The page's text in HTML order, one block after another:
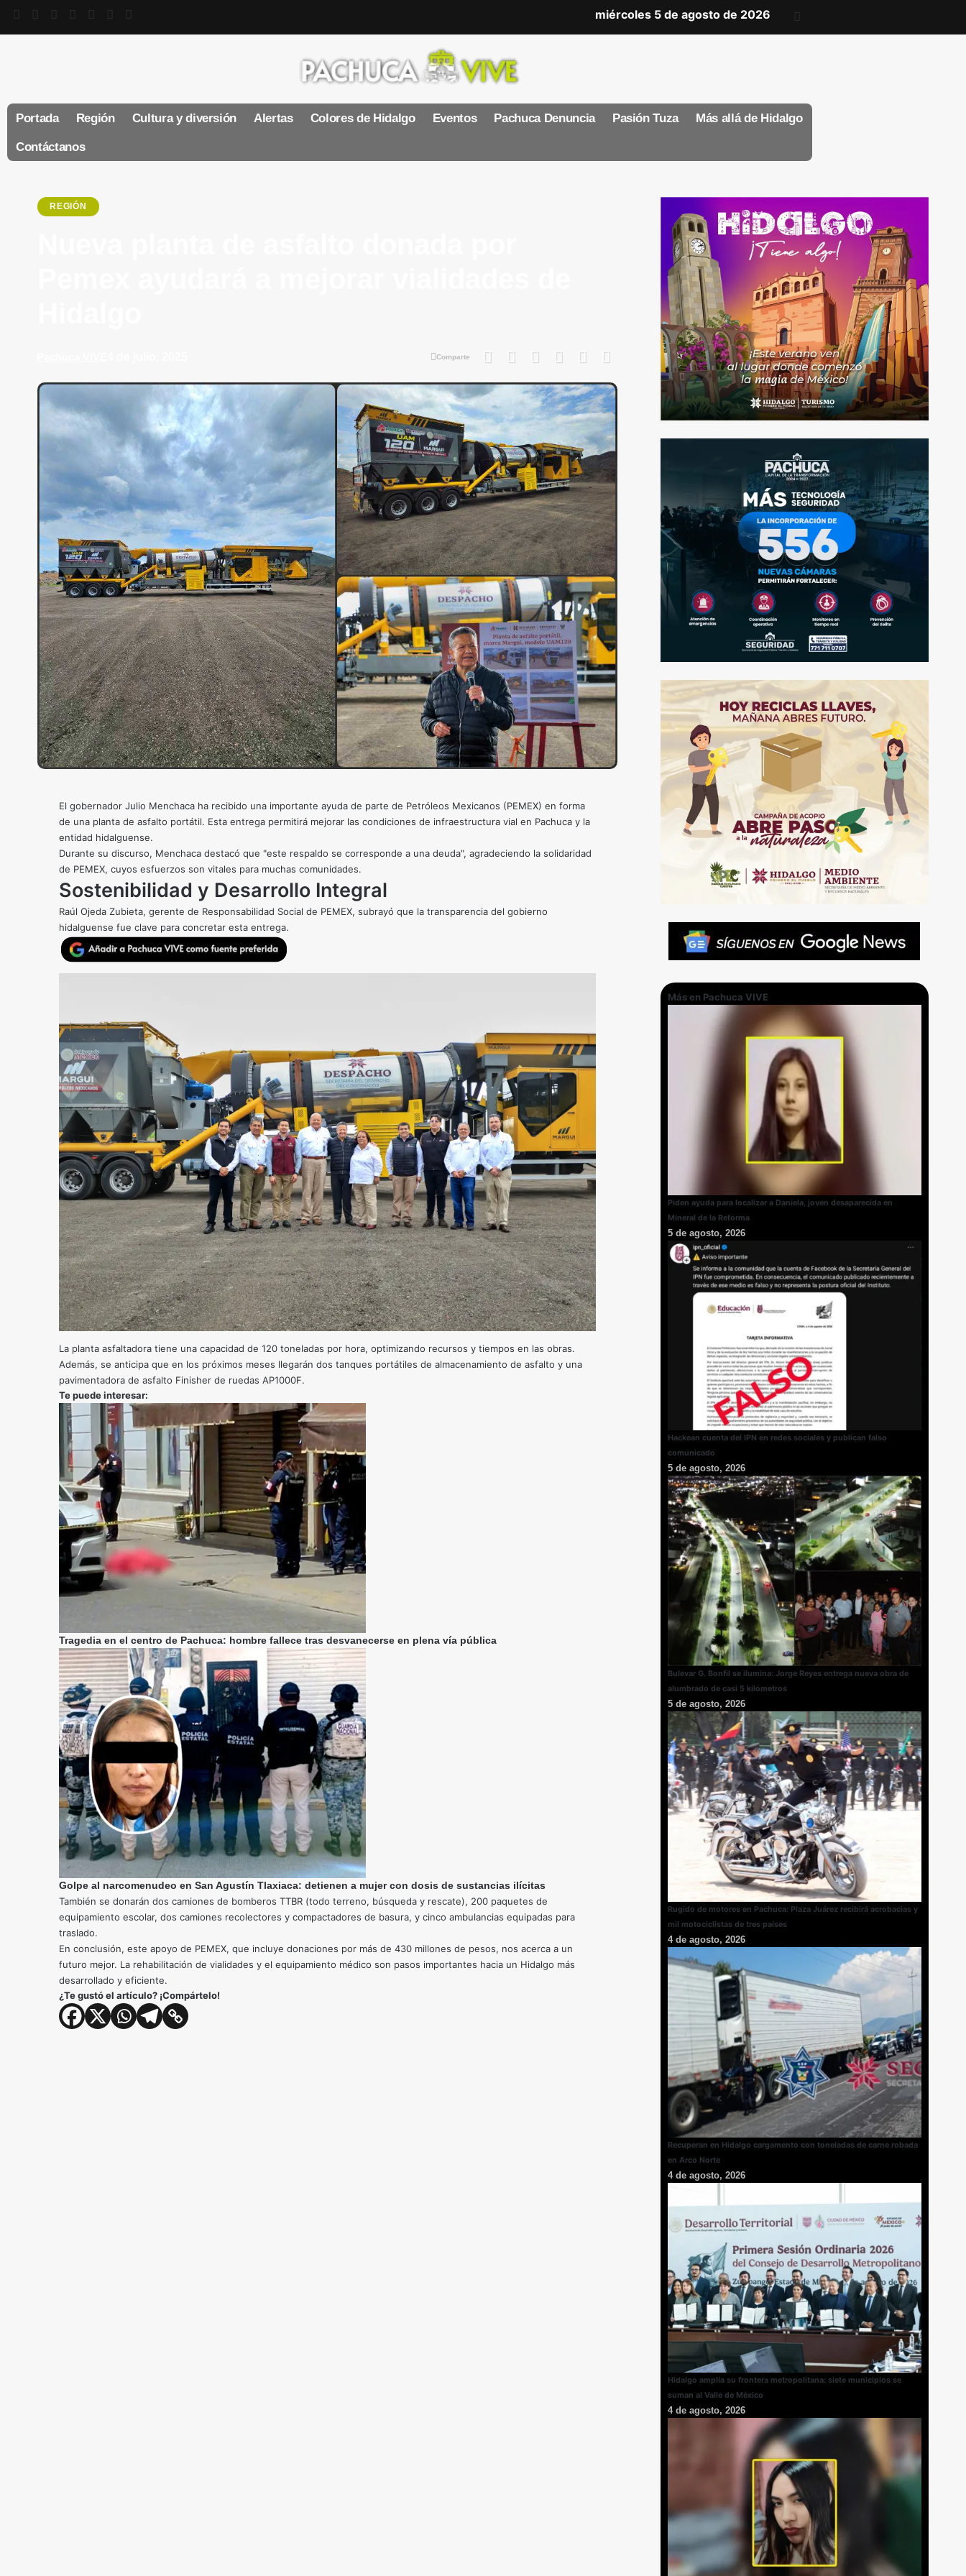
miércoles 5 de agosto de 2026
Portada Región Cultura y diversión Alertas Colores de Hidalgo Eventos Pachuca Denuncia Pasión Tuza Más allá de Hidalgo
Contáctanos
REGIÓN
Comparte
El gobernador Julio Menchaca ha recibido una importante ayuda de parte de Petróleos Mexicanos (PEMEX) en forma
de una planta de asfalto portátil. Esta entrega permitirá mejorar las condiciones de infraestructura vial en Pachuca y la
entidad hidalguense.
Durante su discurso, Menchaca destacó que "este respaldo se corresponde a una deuda", agradeciendo la solidaridad
de PEMEX, cuyos esfuerzos son vitales para muchas comunidades.
Sostenibilidad y Desarrollo Integral
Raúl Ojeda Zubieta, gerente de Responsabilidad Social de PEMEX, subrayó que la transparencia del gobierno
hidalguense fue clave para concretar esta entrega.
La planta asfaltadora tiene una capacidad de 120 toneladas por hora, optimizando recursos y tiempos en las obras.
Además, se anticipa que en los próximos meses llegarán dos tanques portátiles de almacenamiento de asfalto y una
pavimentadora de asfalto Finisher de ruedas AP1000F.
Te puede interesar:
Tragedia en el centro de Pachuca: hombre fallece tras desvanecerse en plena vía pública
Golpe al narcomenudeo en San Agustín Tlaxiaca: detienen a mujer con dosis de sustancias ilícitas
También se donarán dos camiones de bomberos TTBR (todo terreno, búsqueda y rescate), 200 paquetes de
equipamiento escolar, dos camiones recolectores y compactadores de basura, y cinco ambulancias equipadas para
traslado.
En conclusión, este apoyo de PEMEX, que incluye donaciones por más de 430 millones de pesos, nos acerca a un
futuro mejor. La rehabilitación de vialidades y el equipamiento médico son pasos importantes hacia un Hidalgo más
desarrollado y eficiente.
¿Te gustó el artículo? ¡Compártelo!
Más en Pachuca VIVE
Piden ayuda para localizar a Daniela, joven desaparecida en
Mineral de la Reforma
5 de agosto, 2026
Hackean cuenta del IPN en redes sociales y publican falso
comunicado
5 de agosto, 2026
Bulevar G. Bonfil se ilumina: Jorge Reyes entrega nueva obra de
alumbrado de casi 5 kilómetros
5 de agosto, 2026
Rugido de motores en Pachuca: Plaza Juárez recibirá acrobacias y
mil motociclistas de tres países
4 de agosto, 2026
Recuperan en Hidalgo cargamento con toneladas de carne robada
en Arco Norte
4 de agosto, 2026
Hidalgo amplía su frontera metropolitana: siete municipios se
suman al Valle de México
4 de agosto, 2026